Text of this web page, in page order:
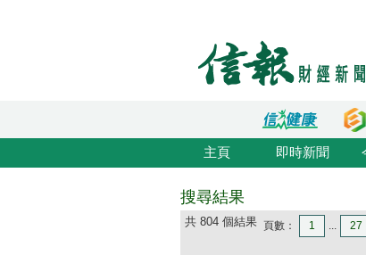
主頁 即時新聞
搜尋結果
共 804 個結果 頁數： 1 ... 27